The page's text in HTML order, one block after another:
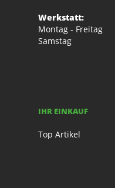
Werkstatt:
Montag - Freitag
Samstag
IHR EINKAUF
Top Artikel